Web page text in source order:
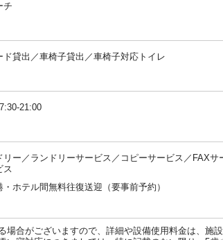
チ
貸出／車椅子貸出／車椅子対応トイレ
21:00
ー／ランドリーサービス／コピーサービス／FAX
ス
ホテル間無料往復送迎（要事前予約）
合がございますので、詳細や設備使用料金は、施設